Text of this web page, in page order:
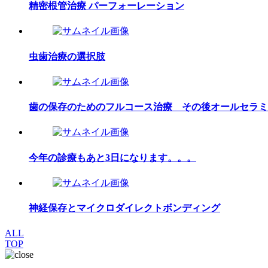
精密根管治療 パーフォーレーション
虫歯治療の選択肢
歯の保存のためのフルコース治療 その後オールセラ
今年の診療もあと3日になります。。。
神経保存とマイクロダイレクトボンディング
ALL
TOP